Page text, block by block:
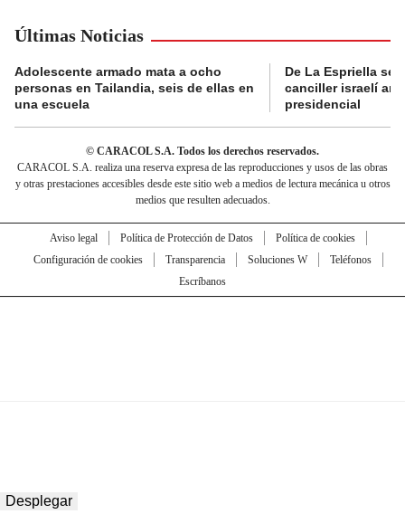
Últimas Noticias
Adolescente armado mata a ocho
personas en Tailandia, seis de ellas en
una escuela
De La Espriella se
canciller israelí
presidencial
© CARACOL S.A. Todos los derechos reservados.
CARACOL S.A. realiza una reserva expresa de las reproducciones y usos de las obras
y otras prestaciones accesibles desde este sitio web a medios de lectura mecánica u otros
medios que resulten adecuados.
Aviso legal Política de Protección de Datos
Política de cookies
Configuración de cookies
Transparencia Soluciones W
Teléfonos
Escríbanos
Desplegar